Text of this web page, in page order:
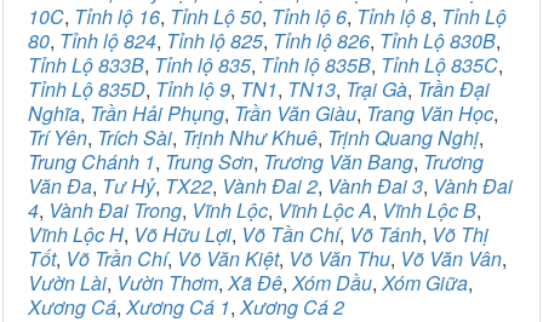
10C, Tỉnh lộ 16, Tỉnh Lộ 50, Tỉnh lộ 6, Tỉnh lộ 8, Tỉnh Lộ
80, Tỉnh lộ 824, Tỉnh lộ 825, Tỉnh lộ 826, Tỉnh Lộ 830B,
Tỉnh Lộ 833B, Tỉnh lộ 835, Tỉnh lộ 835B, Tỉnh Lộ 835C,
Tỉnh Lộ 835D, Tỉnh lộ 9, TN1, TN13, Trại Gà, Trần Đại
Nghĩa, Trần Hải Phụng, Trần Văn Giàu, Trang Văn Học,
Trí Yên, Trích Sài, Trịnh Như Khuê, Trịnh Quang Nghị,
Trung Chánh 1, Trung Sơn, Trương Văn Bang, Trương
Văn Đa, Tư Hỷ, TX22, Vành Đai 2, Vành Đai 3, Vành Đai
4, Vành Đai Trong, Vĩnh Lộc, Vĩnh Lộc A, Vĩnh Lộc B,
Vĩnh Lộc H, Võ Hữu Lợi, Võ Tần Chí, Võ Tánh, Võ Thị
Tốt, Võ Trần Chí, Võ Văn Kiệt, Võ Văn Thu, Võ Văn Vân,
Vườn Lài, Vườn Thơm,Xã Đê,Xóm Dầu,Xóm Giữa,
Xương Cá,Xương Cá 1,Xương Cá 2